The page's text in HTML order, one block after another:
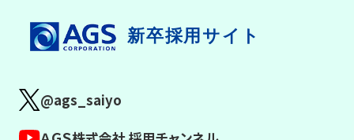
新卒採用サイト
@ags_saiyo